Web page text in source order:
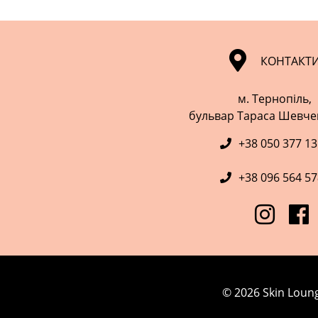
м. Тернопіль,
​​​​​​​бульвар Тараса
+38 050 377
+38 096 564
© 2026 Skin